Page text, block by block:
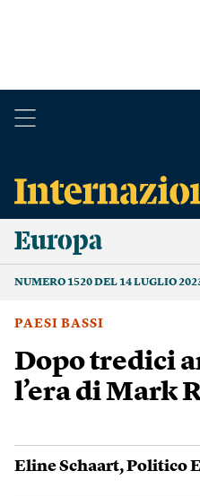
Europa
NUMERO 1520 DEL 14 LUGLIO
PAESI BASSI
Dopo tredici
l’era di Mark
Eline Schaart,Politico